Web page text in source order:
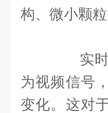
构、微小颗粒
实时
为视频信号
变化。这对